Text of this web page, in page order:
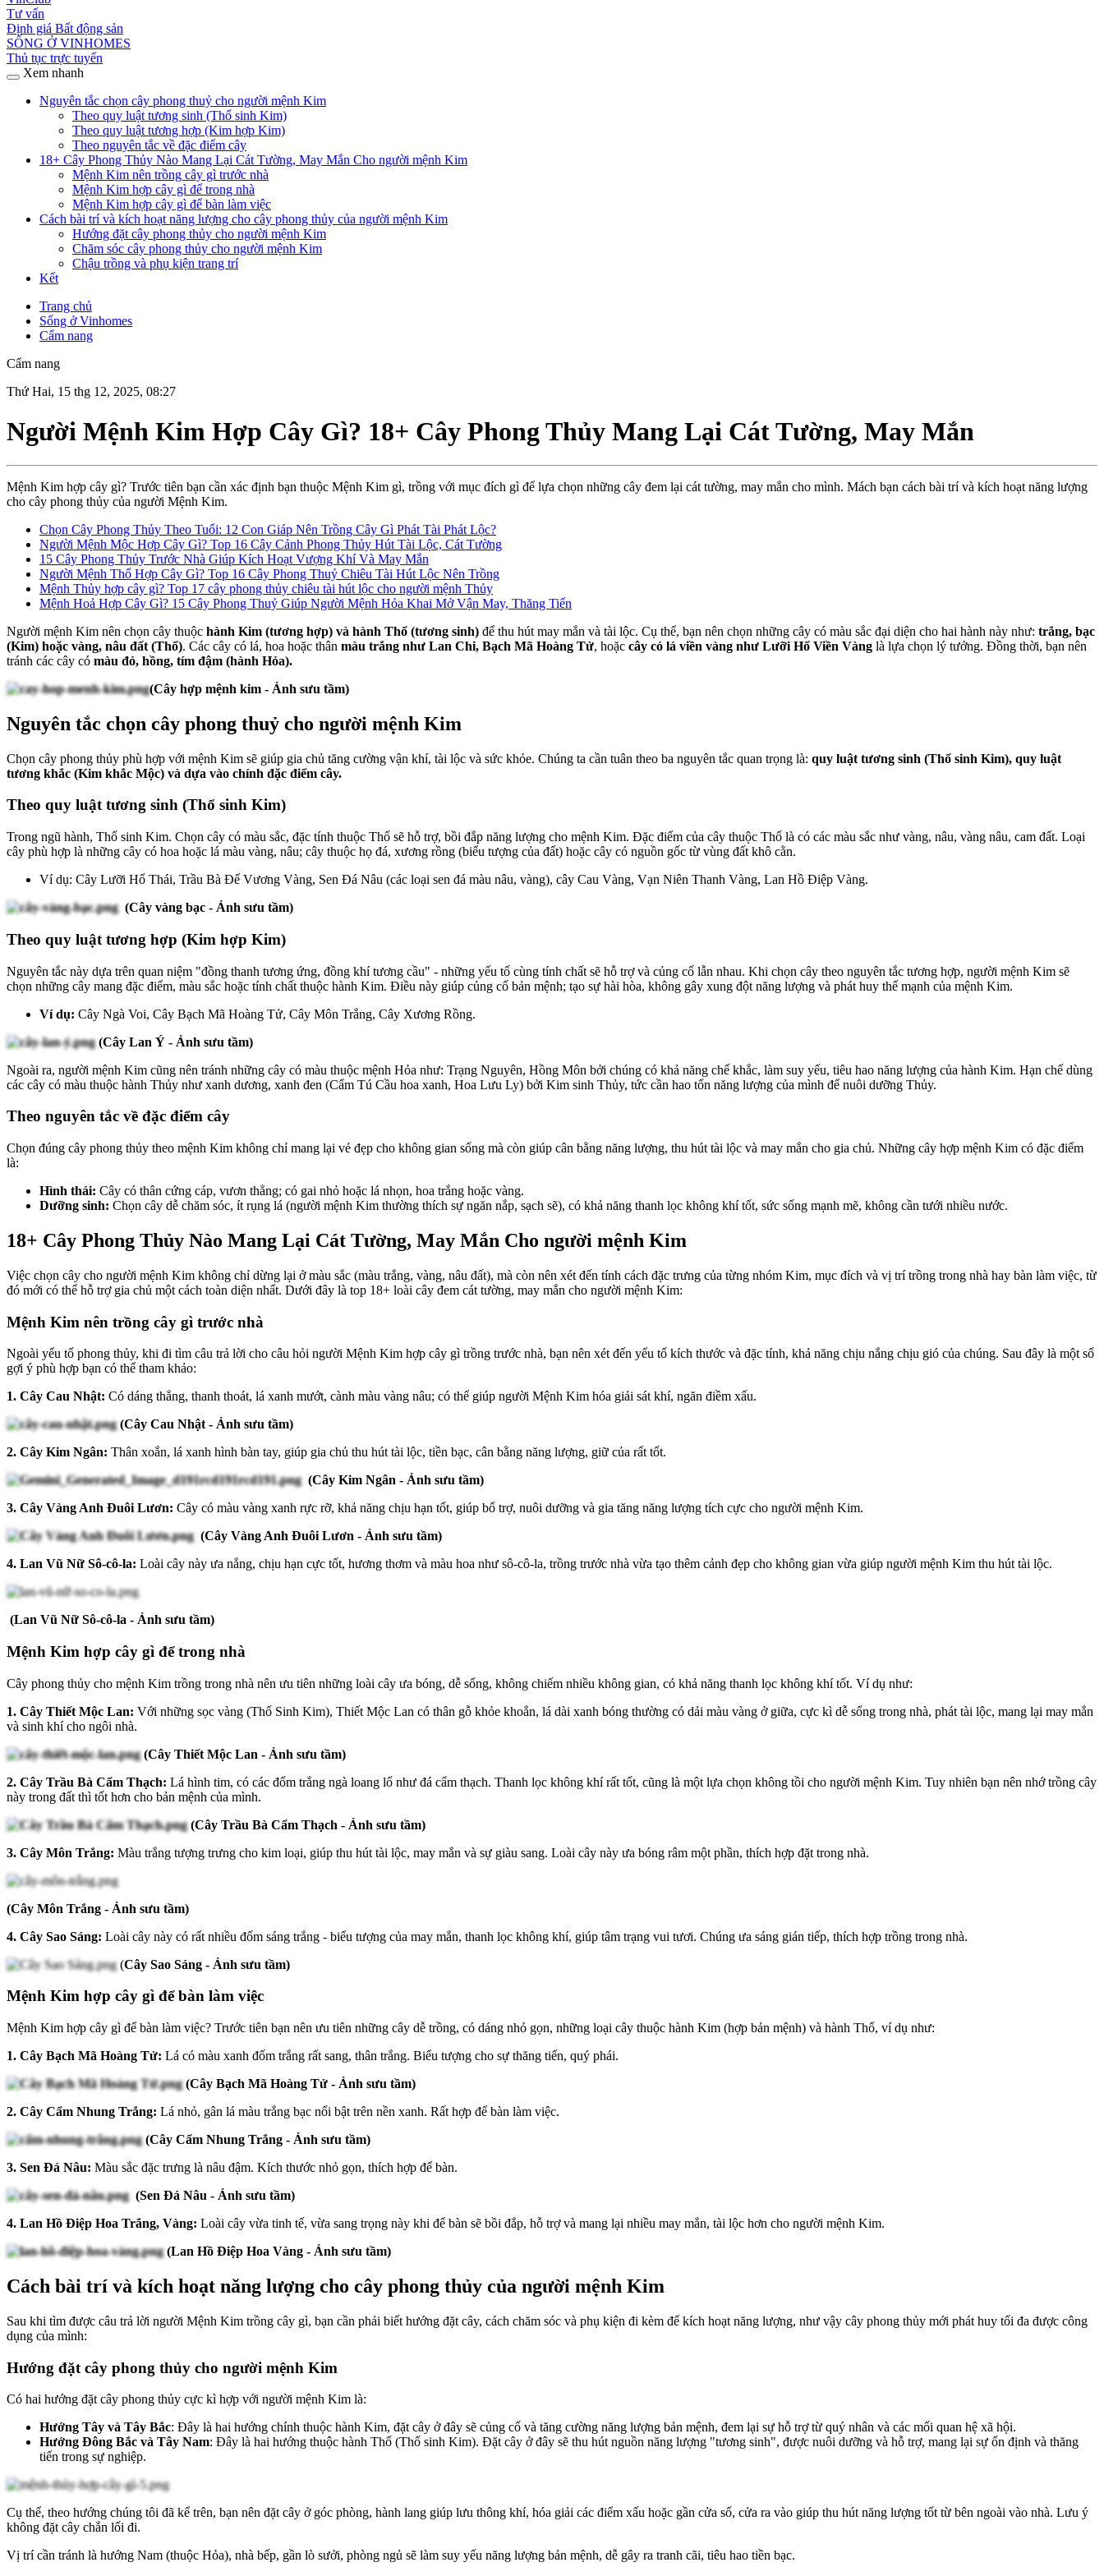
Tư vấn
Định giá Bất động sản
SỐNG Ở VINHOMES
Thủ tục trực tuyến
Xem nhanh
Nguyên tắc chọn cây phong thuỷ cho người mệnh Kim
Theo quy luật tương sinh (Thổ sinh Kim)
Theo quy luật tương hợp (Kim hợp Kim)
Theo nguyên tắc về đặc điểm cây
18+ Cây Phong Thủy Nào Mang Lại Cát Tường, May Mắn Cho người mệnh Kim
Mệnh Kim nên trồng cây gì trước nhà
Mệnh Kim hợp cây gì để trong nhà
Mệnh Kim hợp cây gì để bàn làm việc
Cách bài trí và kích hoạt năng lượng cho cây phong thủy của người mệnh Kim
Hướng đặt cây phong thủy cho người mệnh Kim
Chăm sóc cây phong thủy cho người mệnh Kim
Chậu trồng và phụ kiện trang trí
Kết
Trang chủ
Sống ở Vinhomes
Cẩm nang
Cẩm nang
Thứ Hai, 15 thg 12, 2025, 08:27
Người Mệnh Kim Hợp Cây Gì? 18+ Cây Phong Thủy Mang Lại Cát Tường, May Mắn
Mệnh Kim hợp cây gì? Trước tiên bạn cần xác định bạn thuộc Mệnh Kim gì, trồng với mục đích gì để lựa chọn những cây đem lại cát tường, may mắn cho mình. Mách bạn cách bài trí và kích hoạt năng lượng
cho cây phong thủy của người Mệnh Kim.
Chọn Cây Phong Thủy Theo Tuổi: 12 Con Giáp Nên Trồng Cây Gì Phát Tài Phát Lộc?
Người Mệnh Mộc Hợp Cây Gì? Top 16 Cây Cảnh Phong Thủy Hút Tài Lộc, Cát Tường
15 Cây Phong Thủy Trước Nhà Giúp Kích Hoạt Vượng Khí Và May Mắn
Người Mệnh Thổ Hợp Cây Gì? Top 16 Cây Phong Thuỷ Chiêu Tài Hút Lộc Nên Trồng
Mệnh Thủy hợp cây gì? Top 17 cây phong thủy chiêu tài hút lộc cho người mệnh Thủy
Mệnh Hoả Hợp Cây Gì? 15 Cây Phong Thuỷ Giúp Người Mệnh Hỏa Khai Mở Vận May, Thăng Tiến
Người mệnh Kim nên chọn cây thuộc hành Kim (tương hợp) và hành Thổ (tương sinh) để thu hút may mắn và tài lộc. Cụ thể, bạn nên chọn những cây có màu sắc đại diện cho hai hành này như: trắng, bạc
(Kim) hoặc vàng, nâu đất (Thổ). Các cây có lá, hoa hoặc thân màu trắng như Lan Chi, Bạch Mã Hoàng Tử, hoặc cây có lá viền vàng như Lưỡi Hổ Viền Vàng là lựa chọn lý tưởng. Đồng thời, bạn nên
tránh các cây có màu đỏ, hồng, tím đậm (hành Hỏa).
(Cây hợp mệnh kim - Ảnh sưu tầm)
Nguyên tắc chọn cây phong thuỷ cho người mệnh Kim
Chọn cây phong thủy phù hợp với mệnh Kim sẽ giúp gia chủ tăng cường vận khí, tài lộc và sức khỏe. Chúng ta cần tuân theo ba nguyên tắc quan trọng là: quy luật tương sinh (Thổ sinh Kim), quy luật
tương khắc (Kim khắc Mộc) và dựa vào chính đặc điểm cây.
Theo quy luật tương sinh (Thổ sinh Kim)
Trong ngũ hành, Thổ sinh Kim. Chọn cây có màu sắc, đặc tính thuộc Thổ sẽ hỗ trợ, bồi đắp năng lượng cho mệnh Kim. Đặc điểm của cây thuộc Thổ là có các màu sắc như vàng, nâu, vàng nâu, cam đất. Loại
cây phù hợp là những cây có hoa hoặc lá màu vàng, nâu; cây thuộc họ đá, xương rồng (biểu tượng của đất) hoặc cây có nguồn gốc từ vùng đất khô cằn.
Ví dụ: Cây Lưỡi Hổ Thái, Trầu Bà Đế Vương Vàng, Sen Đá Nâu (các loại sen đá màu nâu, vàng), cây Cau Vàng, Vạn Niên Thanh Vàng, Lan Hồ Điệp Vàng.
(Cây vàng bạc - Ảnh sưu tầm)
Theo quy luật tương hợp (Kim hợp Kim)
Nguyên tắc này dựa trên quan niệm "đồng thanh tương ứng, đồng khí tương cầu" - những yếu tố cùng tính chất sẽ hỗ trợ và củng cố lẫn nhau. Khi chọn cây theo nguyên tắc tương hợp, người mệnh Kim sẽ
chọn những cây mang đặc điểm, màu sắc hoặc tính chất thuộc hành Kim. Điều này giúp củng cố bản mệnh; tạo sự hài hòa, không gây xung đột năng lượng và phát huy thế mạnh của mệnh Kim.
Ví dụ: Cây Ngà Voi, Cây Bạch Mã Hoàng Tử, Cây Môn Trắng, Cây Xương Rồng.
(Cây Lan Ý - Ảnh sưu tầm)
Ngoài ra, người mệnh Kim cũng nên tránh những cây có màu thuộc mệnh Hỏa như: Trạng Nguyên, Hồng Môn bởi chúng có khả năng chế khắc, làm suy yếu, tiêu hao năng lượng của hành Kim. Hạn chế dùng
các cây có màu thuộc hành Thủy như xanh dương, xanh đen (Cẩm Tú Cầu hoa xanh, Hoa Lưu Ly) bởi Kim sinh Thủy, tức cần hao tổn năng lượng của mình để nuôi dưỡng Thủy.
Theo nguyên tắc về đặc điểm cây
Chọn đúng cây phong thủy theo mệnh Kim không chỉ mang lại vẻ đẹp cho không gian sống mà còn giúp cân bằng năng lượng, thu hút tài lộc và may mắn cho gia chủ. Những cây hợp mệnh Kim có đặc điểm
là:
Hình thái: Cây có thân cứng cáp, vươn thẳng; có gai nhỏ hoặc lá nhọn, hoa trắng hoặc vàng.
Dưỡng sinh: Chọn cây dễ chăm sóc, ít rụng lá (người mệnh Kim thường thích sự ngăn nắp, sạch sẽ), có khả năng thanh lọc không khí tốt, sức sống mạnh mẽ, không cần tưới nhiều nước.
18+ Cây Phong Thủy Nào Mang Lại Cát Tường, May Mắn Cho người mệnh Kim
Việc chọn cây cho người mệnh Kim không chỉ dừng lại ở màu sắc (màu trắng, vàng, nâu đất), mà còn nên xét đến tính cách đặc trưng của từng nhóm Kim, mục đích và vị trí trồng trong nhà hay bàn làm việc, từ
đó mới có thể hỗ trợ gia chủ một cách toàn diện nhất. Dưới đây là top 18+ loài cây đem cát tường, may mắn cho người mệnh Kim:
Mệnh Kim nên trồng cây gì trước nhà
Ngoài yếu tố phong thủy, khi đi tìm câu trả lời cho câu hỏi người Mệnh Kim hợp cây gì trồng trước nhà, bạn nên xét đến yếu tố kích thước và đặc tính, khả năng chịu nắng chịu gió của chúng. Sau đây là một số
gợi ý phù hợp bạn có thể tham khảo:
1. Cây Cau Nhật: Có dáng thẳng, thanh thoát, lá xanh mướt, cành màu vàng nâu; có thể giúp người Mệnh Kim hóa giải sát khí, ngăn điềm xấu.
(Cây Cau Nhật - Ảnh sưu tầm)
2. Cây Kim Ngân: Thân xoắn, lá xanh hình bàn tay, giúp gia chủ thu hút tài lộc, tiền bạc, cân bằng năng lượng, giữ của rất tốt.
(Cây Kim Ngân - Ảnh sưu tầm)
3. Cây Vàng Anh Đuôi Lươn: Cây có màu vàng xanh rực rỡ, khả năng chịu hạn tốt, giúp bổ trợ, nuôi dưỡng và gia tăng năng lượng tích cực cho người mệnh Kim.
(Cây Vàng Anh Đuôi Lươn - Ảnh sưu tầm)
4. Lan Vũ Nữ Sô-cô-la: Loài cây này ưa nắng, chịu hạn cực tốt, hương thơm và màu hoa như sô-cô-la, trồng trước nhà vừa tạo thêm cảnh đẹp cho không gian vừa giúp người mệnh Kim thu hút tài lộc.
(Lan Vũ Nữ Sô-cô-la - Ảnh sưu tầm)
Mệnh Kim hợp cây gì để trong nhà
Cây phong thủy cho mệnh Kim trồng trong nhà nên ưu tiên những loài cây ưa bóng, dễ sống, không chiếm nhiều không gian, có khả năng thanh lọc không khí tốt. Ví dụ như:
1. Cây Thiết Mộc Lan: Với những sọc vàng (Thổ Sinh Kim), Thiết Mộc Lan có thân gỗ khỏe khoắn, lá dài xanh bóng thường có dải màu vàng ở giữa, cực kì dễ sống trong nhà, phát tài lộc, mang lại may mắn
và sinh khí cho ngôi nhà.
(Cây Thiết Mộc Lan - Ảnh sưu tầm)
2. Cây Trầu Bà Cẩm Thạch: Lá hình tim, có các đốm trắng ngà loang lổ như đá cẩm thạch. Thanh lọc không khí rất tốt, cũng là một lựa chọn không tồi cho người mệnh Kim. Tuy nhiên bạn nên nhớ trồng cây
này trong đất thì tốt hơn cho bản mệnh của mình.
(Cây Trầu Bà Cẩm Thạch - Ảnh sưu tầm)
3. Cây Môn Trắng: Màu trắng tượng trưng cho kim loại, giúp thu hút tài lộc, may mắn và sự giàu sang. Loài cây này ưa bóng râm một phần, thích hợp đặt trong nhà.
(Cây Môn Trắng - Ảnh sưu tầm)
4. Cây Sao Sáng: Loài cây này có rất nhiều đốm sáng trắng - biểu tượng của may mắn, thanh lọc không khí, giúp tâm trạng vui tươi. Chúng ưa sáng gián tiếp, thích hợp trồng trong nhà.
(Cây Sao Sáng - Ảnh sưu tầm)
Mệnh Kim hợp cây gì để bàn làm việc
Mệnh Kim hợp cây gì để bàn làm việc? Trước tiên bạn nên ưu tiên những cây dễ trồng, có dáng nhỏ gọn, những loại cây thuộc hành Kim (hợp bản mệnh) và hành Thổ, ví dụ như:
1. Cây Bạch Mã Hoàng Tử: Lá có màu xanh đốm trắng rất sang, thân trắng. Biểu tượng cho sự thăng tiến, quý phái.
(Cây Bạch Mã Hoàng Tử - Ảnh sưu tầm)
2. Cây Cẩm Nhung Trắng: Lá nhỏ, gân lá màu trắng bạc nổi bật trên nền xanh. Rất hợp để bàn làm việc.
(Cây Cẩm Nhung Trắng - Ảnh sưu tầm)
3. Sen Đá Nâu: Màu sắc đặc trưng là nâu đậm. Kích thước nhỏ gọn, thích hợp để bàn.
(Sen Đá Nâu - Ảnh sưu tầm)
4. Lan Hồ Điệp Hoa Trắng, Vàng: Loài cây vừa tinh tế, vừa sang trọng này khi để bàn sẽ bồi đắp, hỗ trợ và mang lại nhiều may mắn, tài lộc hơn cho người mệnh Kim.
(Lan Hồ Điệp Hoa Vàng - Ảnh sưu tầm)
Cách bài trí và kích hoạt năng lượng cho cây phong thủy của người mệnh Kim
Sau khi tìm được câu trả lời người Mệnh Kim trồng cây gì, bạn cần phải biết hướng đặt cây, cách chăm sóc và phụ kiện đi kèm để kích hoạt năng lượng, như vậy cây phong thủy mới phát huy tối đa được công
dụng của mình:
Hướng đặt cây phong thủy cho người mệnh Kim
Có hai hướng đặt cây phong thủy cực kì hợp với người mệnh Kim là:
Hướng Tây và Tây Bắc: Đây là hai hướng chính thuộc hành Kim, đặt cây ở đây sẽ củng cố và tăng cường năng lượng bản mệnh, đem lại sự hỗ trợ từ quý nhân và các mối quan hệ xã hội.
Hướng Đông Bắc và Tây Nam: Đây là hai hướng thuộc hành Thổ (Thổ sinh Kim). Đặt cây ở đây sẽ thu hút nguồn năng lượng "tương sinh", được nuôi dưỡng và hỗ trợ, mang lại sự ổn định và thăng
tiến trong sự nghiệp.
Cụ thể, theo hướng chúng tôi đã kể trên, bạn nên đặt cây ở góc phòng, hành lang giúp lưu thông khí, hóa giải các điểm xấu hoặc gần cửa sổ, cửa ra vào giúp thu hút năng lượng tốt từ bên ngoài vào nhà. Lưu ý
không đặt cây chắn lối đi.
Vị trí cần tránh là hướng Nam (thuộc Hỏa), nhà bếp, gần lò sưởi, phòng ngủ sẽ làm suy yếu năng lượng bản mệnh, dễ gây ra tranh cãi, tiêu hao tiền bạc.